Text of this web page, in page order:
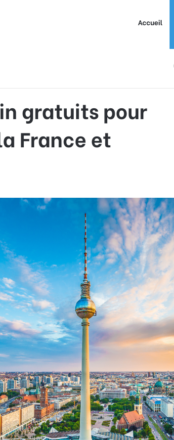
Accueil
gratuits pour
France et